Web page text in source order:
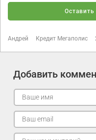
Оставить
Андрей Кредит Мегаполис
Добавить